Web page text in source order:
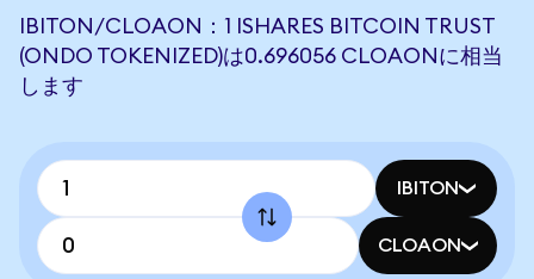
IBITON/CLOAON：1 ISHARES BITCOIN TRUST
(ONDO TOKENIZED)は0.696056 CLOAONに相当
します
IBITON
CLOAON